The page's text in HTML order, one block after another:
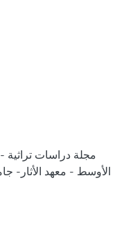
مجلة دراسات تراثية